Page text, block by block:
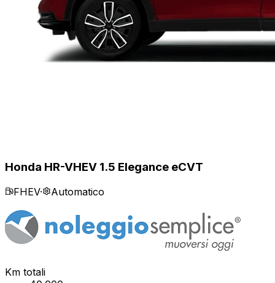
Honda HR-VHEV 1.5 Elegance eCVT
FHEV· Automatico
Km totali